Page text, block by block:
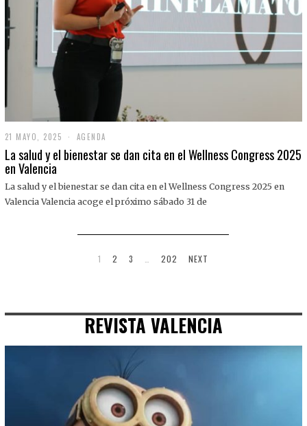
21 MAYO, 2025
1
M
O
,
AGENDA
La salud y el bienestar se dan cita en el Wellness Congress 2025
en Valencia
La salud y el bienestar se dan cita en el Wellness Congress 2025 en
Valencia Valencia acoge el próximo sábado 31 de
1 2 3 202 NEXT
REVISTA VALENCIA